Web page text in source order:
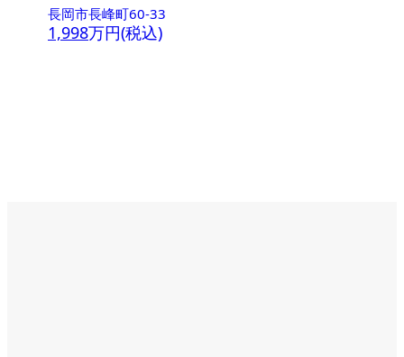
長岡市長峰町60-33
1,998万円(税込)